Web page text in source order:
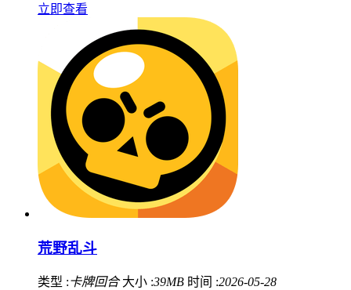
立即查看
荒野乱斗
类型 :卡牌回合 大小 :39MB 时间 :2026-05-28